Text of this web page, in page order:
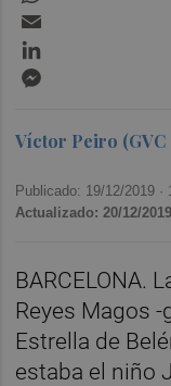
Víctor Peiro (GVC
Publicado: 19/12/2019 ·
Actualizado: 20/12/
BARCELONA.
Reyes Magos
Estrella de
estaba el niño